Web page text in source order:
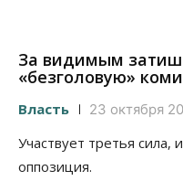
За видимым
«безголовую»
Власть 23 октября
Участвует третья
оппозиция.